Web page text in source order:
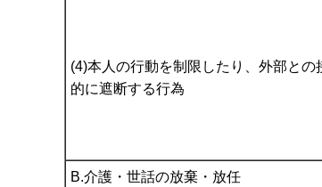
(4)本人の行動を制限したり、外部との
的に遮断する行為
B.介護・世話の放棄・放任